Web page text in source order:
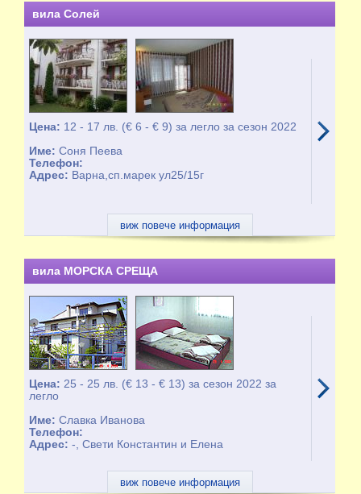
вила Солей
Цена: 12 - 17 лв. (€ 6 - € 9) за легло за сезон 2022
Име:Соня Пеева
Телефон:
Адрес: Варна,сп.марек ул25/15г
виж повече информация
вила МОРСКА СРЕЩА
Цена: 25 - 25 лв. (€ 13 - € 13) за сезон 2022 за
легло
Име:Славка Иванова
Телефон:
Адрес:-, Свети Константин и Елена
виж повече информация